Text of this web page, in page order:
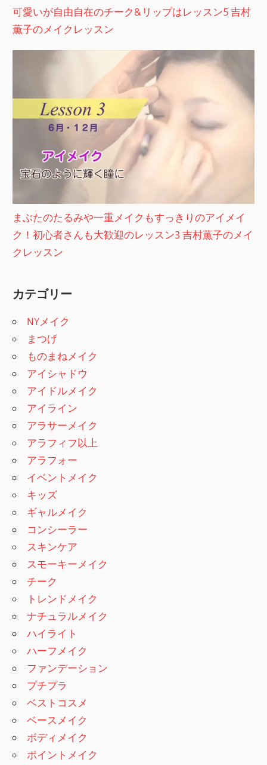
可愛いが自由自在のチーク&リップはレッスン5 吉村
薫子のメイクレッスン
まぶたのたるみや一重メイクもすっきりのアイメイ
ク！初心者さんも大歓迎のレッスン3 吉村薫子のメイ
クレッスン
カテゴリー
NYメイク
まつげ
ものまねメイク
アイシャドウ
アイドルメイク
アイライン
アラサーメイク
アラフィフ以上
アラフォー
イベントメイク
キッズ
ギャルメイク
コンシーラー
スキンケア
スモーキーメイク
チーク
トレンドメイク
ナチュラルメイク
ハイライト
ハーフメイク
ファンデーション
プチプラ
ベストコスメ
ベースメイク
ボディメイク
ポイントメイク